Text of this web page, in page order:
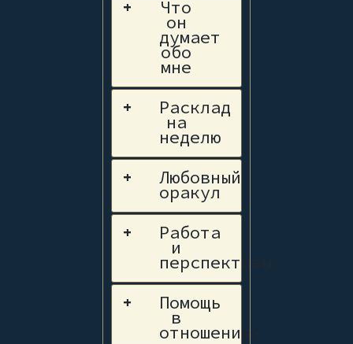
+ Что
он
думает
обо
мне
+ Расклад
на
неделю
+ Любовный
оракул
+ Работа
и
перспективы
+ Помощь
в
отношениях